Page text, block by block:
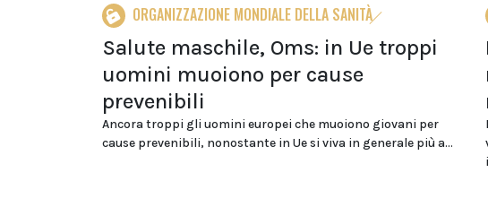
ORGANIZZAZIONE MONDIALE DELLA SANITÀ
Salute maschile, Oms: in Ue troppi
uomini muoiono per cause
prevenibili
Ancora troppi gli uomini europei che muoiono giovani per
cause prevenibili, nonostante in Ue si viva in generale più a...